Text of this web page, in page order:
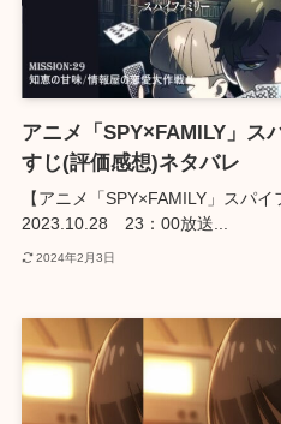
アニメ「SPY×FAMILY」ス
すじ(評価感想)ネタバレ
【アニメ「SPY×FAMILY」スパ
2023.10.28 23：00放送...
2024年2月3日